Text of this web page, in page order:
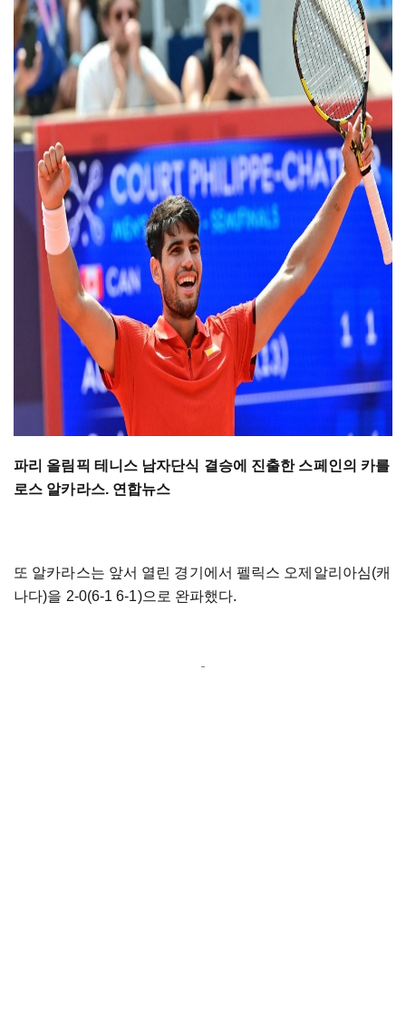
파리 올림픽 테니스 남자단식 결승에 진출한 스페인의 카를
로스 알카라스. 연합뉴스
또 알카라스는 앞서 열린 경기에서 펠릭스 오제알리아심(캐
나다)을 2-0(6-1 6-1)으로 완파했다.